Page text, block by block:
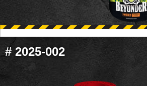
# 2025-002